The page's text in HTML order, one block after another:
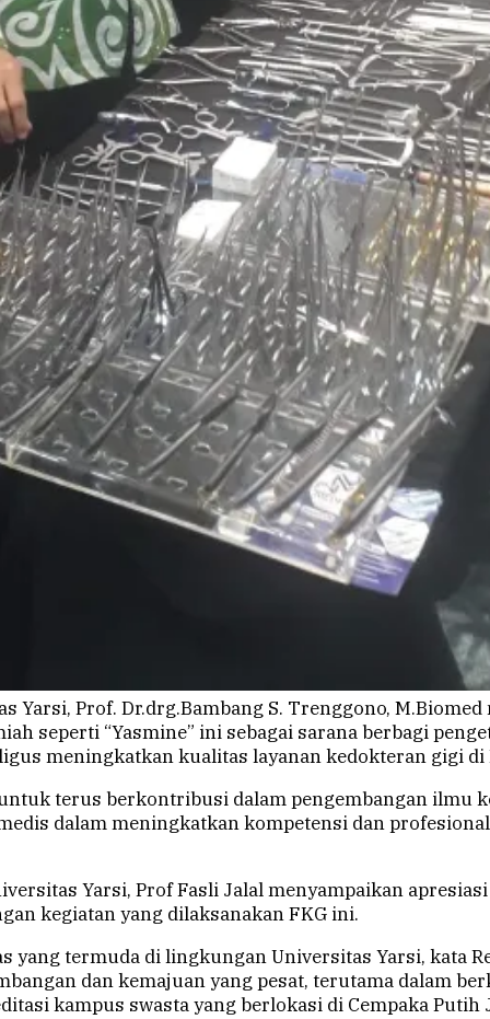
Yarsi, Prof. Dr.drg.Bambang S. Trenggono,
seperti “Yasmine” ini sebagai sarana berbagi
meningkatkan kualitas layanan kedokteran gigi di
terus berkontribusi dalam pengembangan ilmu
dalam meningkatkan kompetensi dan
Yarsi, Prof Fasli Jalal menyampaikan
kegiatan yang dilaksanakan FKG ini.
yang termuda di lingkungan Universitas Yarsi, kata
dan kemajuan yang pesat, terutama dalam
kampus swasta yang berlokasi di Cempaka Putih